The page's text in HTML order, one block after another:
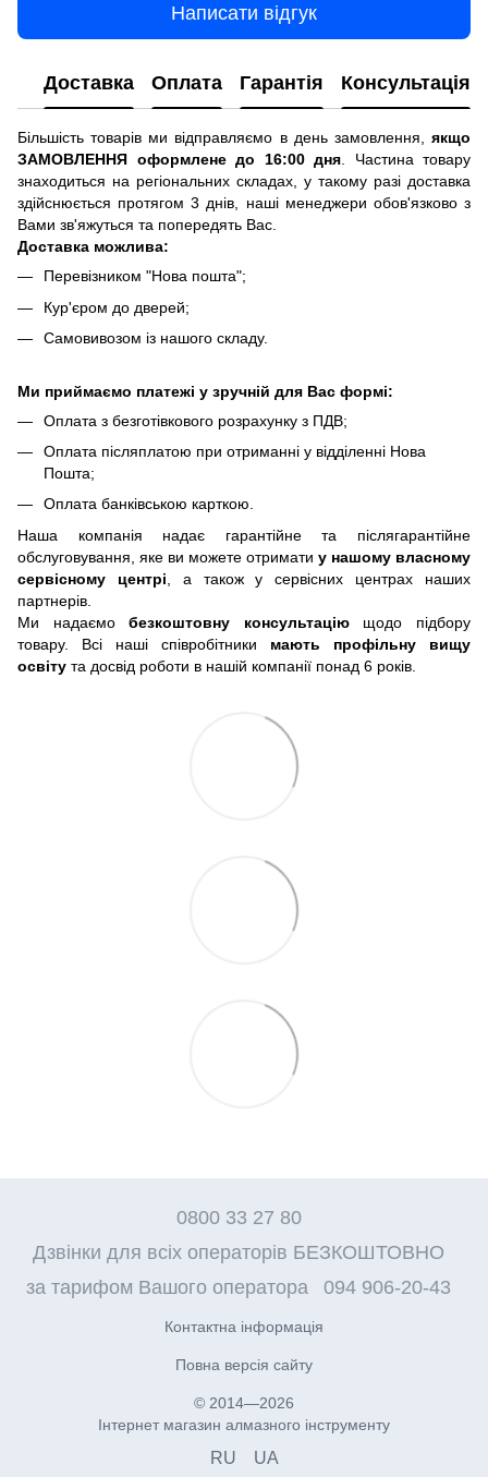
Написати відгук
Доставка Оплата Гарантія Консультація
Більшість товарів ми відправляємо в день замовлення, якщо
ЗАМОВЛЕННЯ оформлене до 16:00 дня. Частина товару
знаходиться на регіональних складах, у такому разі доставка
здійснюється протягом 3 днів, наші менеджери обов'язково з
Вами зв'яжуться та попередять Вас.
Доставка можлива:
Перевізником "Нова пошта";
Кур'єром до дверей;
Самовивозом із нашого складу.
Ми приймаємо платежі у зручній для Вас формі:
Оплата з безготівкового розрахунку з ПДВ;
Оплата післяплатою при отриманні у відділенні Нова
Пошта;
Оплата банківською карткою.
Наша компанія надає гарантійне та післягарантійне
обслуговування, яке ви можете отримати у нашому власному
сервісному центрі , а також у сервісних центрах наших
партнерів.
Ми надаємобезкоштовну консультаціющодо підбору
товару. Всі наші співробітники мають профільну вищу
освіту та досвід роботи в нашій компанії понад 6 років.
0800 33 27 80
Дзвінки для всіх операторів БЕЗКОШТОВНО
за тарифом Вашого оператора
094 906-20-43
Контактна інформація
Повна версія сайту
© 2014—2026
Інтернет магазин алмазного інструменту
RU UA